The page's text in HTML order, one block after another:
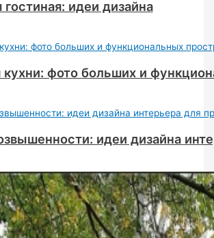
гостиная: идеи дизайна
фото больших и
идеи дизайна